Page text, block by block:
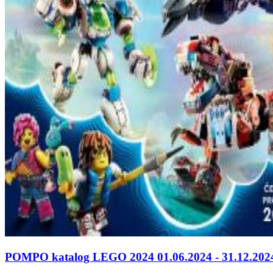
POMPO katalog LEGO 2024 01.06.2024 -